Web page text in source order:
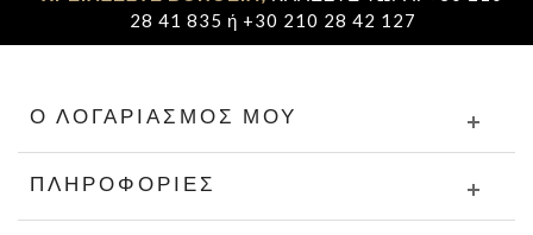
28 41 835 ή +30 210 28 42 127
Ο ΛΟΓΑΡΙΑΣΜΌΣ ΜΟΥ
ΠΛΗΡΟΦΟΡΊΕΣ